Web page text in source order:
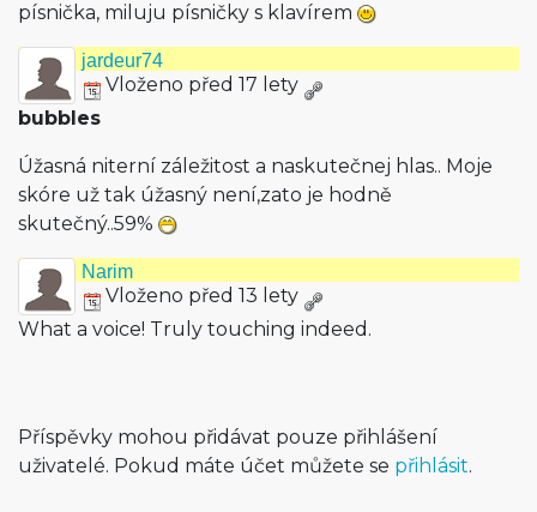
písnička, miluju písničky s klavírem
jardeur74
Vloženo před 17 lety
bubbles
Úžasná niterní záležitost a naskutečnej hlas.. Moje
skóre už tak úžasný není,zato je hodně
skutečný..59%
Narim
Vloženo před 13 lety
What a voice! Truly touching indeed.
Příspěvky mohou přidávat pouze přihlášení
uživatelé. Pokud máte účet můžete se přihlásit.